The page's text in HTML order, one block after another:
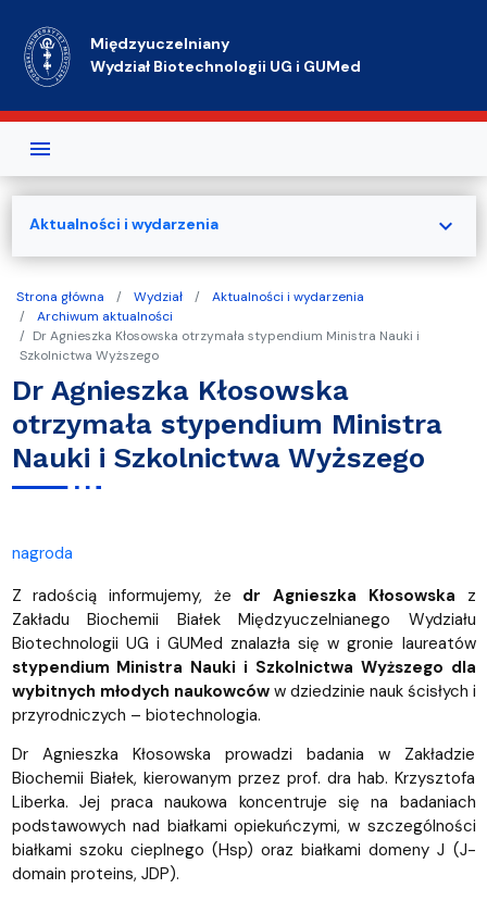
Międzyuczelniany
Wydział Biotechnologii UG i GUMed
Strona główna Wydział
Aktualności i wydarzenia
Archiwum aktualności
Dr Agnieszka Kłosowska otrzymała stypendium Ministra Nauki i
Szkolnictwa Wyższego
Dr Agnieszka Kłosowska
otrzymała stypendium Ministra
Nauki i Szkolnictwa Wyższego
nagroda
Z radością informujemy, że dr Agnieszka Kłosowska z
Zakładu Biochemii Białek Międzyuczelnianego Wydziału
Biotechnologii UG i GUMed znalazła się w gronie laureatów
stypendium Ministra Nauki i Szkolnictwa Wyższego dla
wybitnych młodych naukowcóww dziedzinie nauk ścisłych i
przyrodniczych – biotechnologia.
Dr Agnieszka Kłosowska prowadzi badania w Zakładzie
Biochemii Białek, kierowanym przez prof. dra hab. Krzysztofa
Liberka. Jej praca naukowa koncentruje się na badaniach
podstawowych nad białkami opiekuńczymi, w szczególności
białkami szoku cieplnego (Hsp) oraz białkami domeny J (J-
domain proteins, JDP).
Aktualności i wydarzenia expand_more